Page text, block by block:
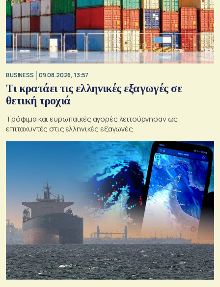
BUSINESS 09.08.2026, 13:57
Τι κρατάει τις ελληνικές εξαγωγές σε
θετική τροχιά
Τρόφιμα και ευρωπαϊκές αγορές λειτούργησαν ως
επιταχυντές στις ελληνικές εξαγωγές